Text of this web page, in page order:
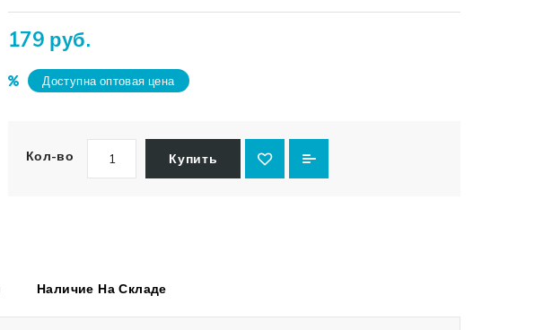
179 руб.
Доступна оптовая цена
Кол-во Купить
Наличие На Складе